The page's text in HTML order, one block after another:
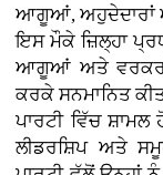
ਆਗੂਆਂ, ਅਹੁਦੇਦਾਰਾਂ
ਇਸ ਮੌਕੇ ਜ਼ਿਲ੍ਹਾ
ਆਗੂਆਂ ਅਤੇ ਵਰਕਰਾਂ
ਕਰਕੇ ਸਨਮਾਨਿਤ
ਪਾਰਟੀ ਵਿੱਚ
ਲੀਡਰਸ਼ਿਪ ਅਤੇ